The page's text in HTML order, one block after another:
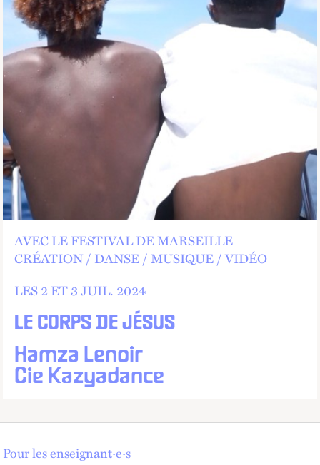
LE CORPS DE JÉSUS
Hamza Lenoir
Cie Kazyadance
AVEC LE FESTIVAL DE MARSEILLE
CRÉATION
DANSE MUSIQUE
VIDÉO
LES 2 ET3JUIL. 2024
Pour les enseignant·e·s